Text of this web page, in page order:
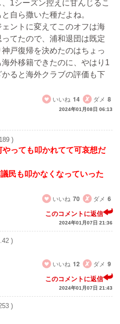
1シーズン控えに甘んじるこ
自ら撒いた種だよね。
ントに変えてこのオフは海
てたので、浦和退団は既定
戸復帰を決めたのはちょっ
外移籍できたのに、やはり1
ると海外クラブの評価も下
いいね 14 ダメ 8
2024年01月08日 06:13
)
っても叩かれてて可哀想だ
民も叩かなくなっていった
いいね 70 ダメ 6
このコメントに返信
2024年01月07日 21:36
)
いいね 12 ダメ 9
このコメントに返信
2024年01月07日 21:43
)